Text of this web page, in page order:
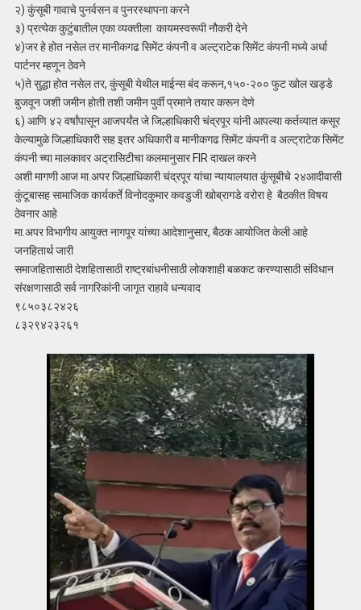
२) कुंसूबी गावाचे पुनर्वसन व पुनरस्थापना करने
३) प्रत्येक कुटुंबातील एका व्यक्तीला कायमस्वरूपी नौकरी देने
४)जर हे होत नसेल तर मानीकगढ सिमेंट कंपनी व अल्ट्राटेक सिमेंट कंपनी मध्ये अर्धा
पार्टनर म्हणून ठेवने
५)ते सुद्धा होत नसेल तर, कुंसूबी येथील माईन्स बंद करून,१५०-२०० फुट खोल खड्डे
बुजवून जशी जमीन होती तशी जमीन पुर्वी प्रमाने तयार करून देणे
६) आणि ४२ वर्षांपासून आजपर्यंत जे जिल्हाधिकारी चंद्रपूर यांनी आपल्या कर्तव्यात कसूर
केल्यामुळे जिल्हाधिकारी सह इतर अधिकारी व मानीकगढ सिमेंट कंपनी व अल्ट्राटेक सिमेंट
कंपनी च्या मालकावर अट्रासिटीचा कलमानुसार FIR दाखल करने
अशी मागणी आज मा.अपर जिल्हाधिकारी चंद्रपूर यांचा न्यायालयात कुंसूबीचे २४आदीवासी
कुंटूबासह सामाजिक कार्यकर्ते विनोदकुमार कवडुजी खोब्रागडे वरोरा हे बैठकीत विषय
ठेवनार आहे
मा.अपर विभागीय आयुक्त नागपूर यांच्या आदेशानुसार, बैठक आयोजित केली आहे
जनहितार्थ जारी
समाजहितासाठी देशहितासाठी राष्ट्रबांधनीसाठी लोकशाही बळकट करण्यासाठी संविधान
संरक्षणासाठी सर्व नागरिकांनी जागृत राहावे धन्यवाद
९८५०३८२४२६
८३२९४२३२६१